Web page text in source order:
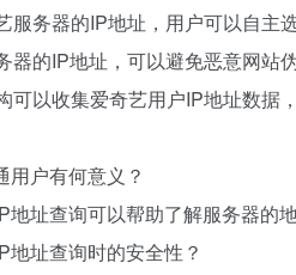
服务器的IP地址，用户可以自主
的IP地址，可以避免恶意网站
以收集爱奇艺用户IP地址数据
用户有何意义？
址查询可以帮助了解服务器的
址查询时的安全性？